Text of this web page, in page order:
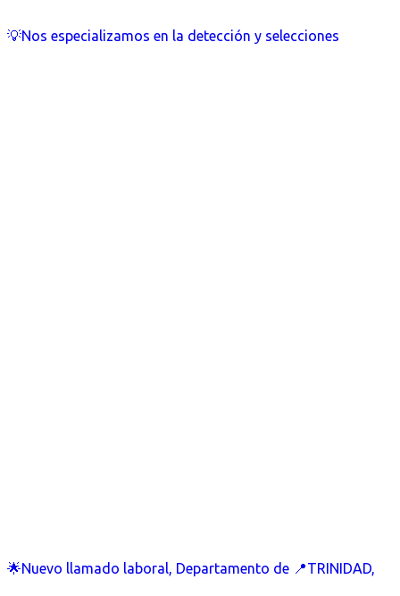
💡Nos especializamos en la detección y selecciones
🌟Nuevo llamado laboral, Departamento de 📍TRINIDAD,